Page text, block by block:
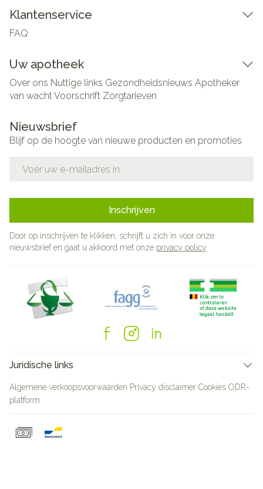
Klantenservice
FAQ
Uw apotheek
Over ons Nuttige links Gezondheidsnieuws Apotheker
van wachtVoorschrift Zorgtarieven
Nieuwsbrief
Blijf op de hoogte van nieuwe producten en promoties
Inschrijven
Door op inschrijven te klikken, schrijft u zich in voor onze
nieuwsbrief en gaat u akkoord met onze privacy policy
Juridische links
Algemene verkoopsvoorwaarden Privacy disclaimer Cookies ODR-
platform